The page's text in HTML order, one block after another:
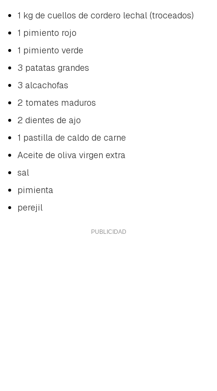
1 kg de cuellos de cordero lechal (troceados)
1 pimiento rojo
1 pimiento verde
3 patatas grandes
3 alcachofas
2 tomates maduros
2 dientes de ajo
1 pastilla de caldo de carne
Aceite de oliva virgen extra
sal
pimienta
perejil